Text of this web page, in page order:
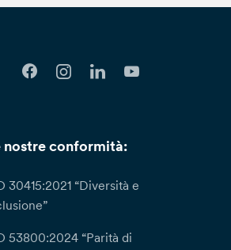
nostre conformità:
30415:2021 “Diversità e
53800:2024 “Parità di